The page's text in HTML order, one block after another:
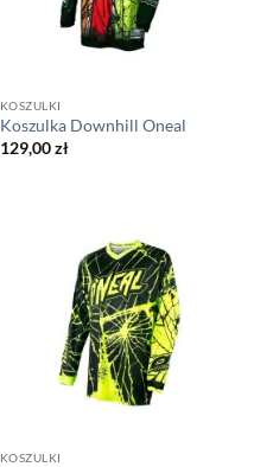
KOSZULKI
Koszulka Downhill Oneal
129,00zł
KOSZULKI